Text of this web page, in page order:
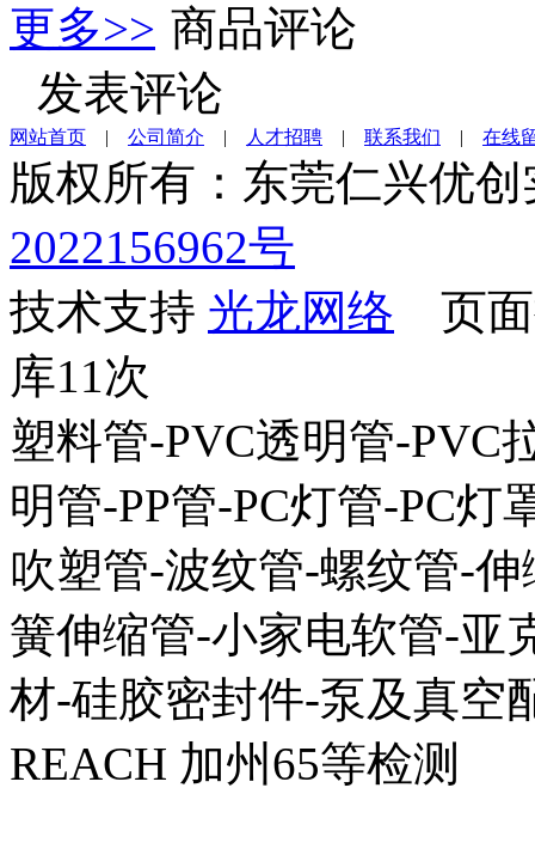
更多>> 商品评论
发表评论
网站首页 | 公司简介 | 人才招聘 | 联系我们 | 在线
版权所有：东莞仁兴优
2022156962号
技术支持 光龙网络 页面
库11次
塑料管-PVC透明管-PVC
明管-PP管-PC灯管-PC灯
吹塑管-波纹管-螺纹管-
簧伸缩管-小家电软管-亚
材-硅胶密封件-泵及真空
REACH 加州65等检测